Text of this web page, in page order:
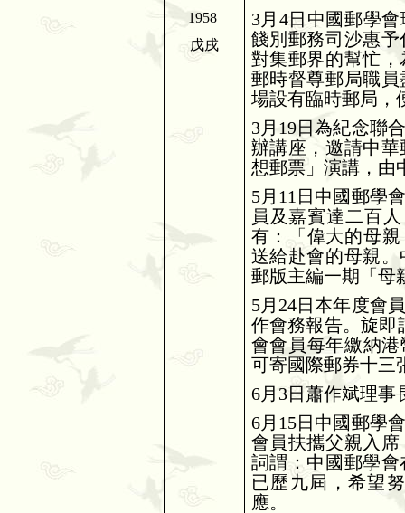
1958
戊戌
3月 4日中國郵學
餞別郵務司沙惠
對集郵界的幫忙
郵時督尊郵局職
場設有臨時郵局，
3月 19日為紀念聯
辦講座，邀請中
想郵票」演講，由
5月 11 日中國郵學
員及嘉賓達二百
有：「偉大的母親
送給赴會的母親
郵版主編一期「母
5月 24日本年度會
作會務報告。旋即
會會員每年繳納
可寄國際郵券十三
6月 3日蕭作斌理事
6月 15日中國郵學
會員扶攜父親入
詞謂：中國郵學
已歷九屆，希望
應。